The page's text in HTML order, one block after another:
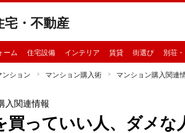
宅・不動産
ーム 住宅設備 インテリア 賃貸 街選び 別荘
ンション マンション購入術 マンション購入関連
入関連情報
買っていい人、ダメな